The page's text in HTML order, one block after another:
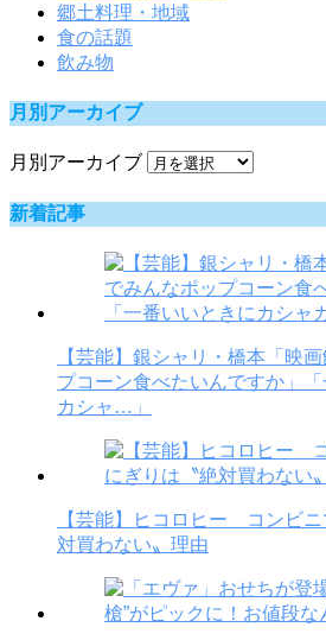
郷土料理・地域
食の話題
飲み物
月別アーカイブ
月別アーカイブ
新着記事
【芸能】銀シャリ・橋本「映
プコーン食べたいんですか」
カシャ…」
【芸能】ヒコロヒー コンビ
対買わない〟理由